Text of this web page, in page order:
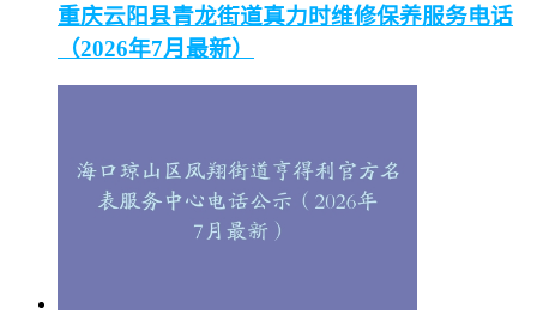
重庆云阳县青龙街道真力时维修保养服务电话
（2026年7月最新）